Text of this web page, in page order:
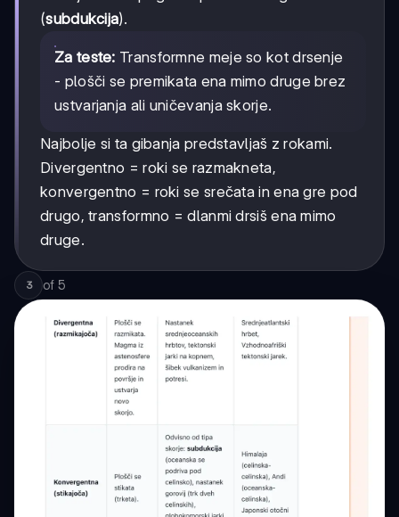
(subdukcija).
Za teste: Transformne meje so kot drsenje
- plošči se premikata ena mimo druge brez
ustvarjanja ali uničevanja skorje.
Najbolje si ta gibanja predstavljaš z rokami.
Divergentno = roki se razmakneta,
konvergentno = roki se srečata in ena gre pod
drugo, transformno = dlanmi drsiš ena mimo
druge.
3 of 5